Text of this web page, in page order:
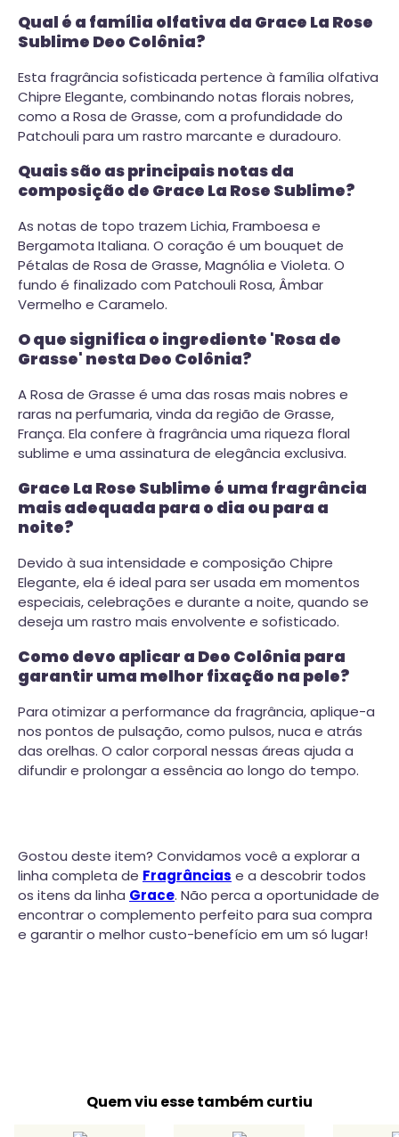
Qual é a família olfativa da Grace La Rose
Sublime Deo Colônia?
Esta fragrância sofisticada pertence à família olfativa
Chipre Elegante, combinando notas florais nobres,
como a Rosa de Grasse, com a profundidade do
Patchouli para um rastro marcante e duradouro.
Quais são as principais notas da
composição de Grace La Rose Sublime?
As notas de topo trazem Lichia, Framboesa e
Bergamota Italiana. O coração é um bouquet de
Pétalas de Rosa de Grasse, Magnólia e Violeta. O
fundo é finalizado com Patchouli Rosa, Âmbar
Vermelho e Caramelo.
O que significa o ingrediente 'Rosa de
Grasse' nesta Deo Colônia?
A Rosa de Grasse é uma das rosas mais nobres e
raras na perfumaria, vinda da região de Grasse,
França. Ela confere à fragrância uma riqueza floral
sublime e uma assinatura de elegância exclusiva.
Grace La Rose Sublime é uma fragrância
mais adequada para o dia ou para a
noite?
Devido à sua intensidade e composição Chipre
Elegante, ela é ideal para ser usada em momentos
especiais, celebrações e durante a noite, quando se
deseja um rastro mais envolvente e sofisticado.
Como devo aplicar a Deo Colônia para
garantir uma melhor fixação na pele?
Para otimizar a performance da fragrância, aplique-a
nos pontos de pulsação, como pulsos, nuca e atrás
das orelhas. O calor corporal nessas áreas ajuda a
difundir e prolongar a essência ao longo do tempo.
Gostou deste item? Convidamos você a explorar a
linha completa de Fragrâncias e a descobrir todos
os itens da linha Grace. Não perca a oportunidade de
encontrar o complemento perfeito para sua compra
e garantir o melhor custo-benefício em um só lugar!
Quem viu esse também curtiu